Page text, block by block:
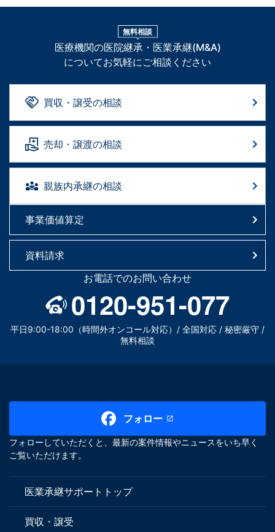
無料相談
医療機関の医院継承・医業承継(M&A)
についてお気軽にご相談ください
買収・譲受の相談
売却・譲渡の相談
親族内承継の相談
事業価値算定
資料請求
お電話でのお問い合わせ
0120-951-077
平日9:00-18:00（時間外オンコール対応）/ 全国対応 / 秘密厳守 /
無料相談
フォロー
フォローしていただくと、最新の案件情報やニュースをいち早く
ご覧いただけます。
医業承継サポートトップ
買収・譲受